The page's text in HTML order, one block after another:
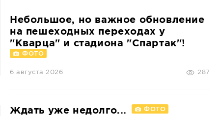
Небольшое, но важное обновление
на пешеходных переходах у
"Кварца" и стадиона "Спартак"!
ФОТО
6 августа 2026 287
Ждать уже недолго... ФОТО